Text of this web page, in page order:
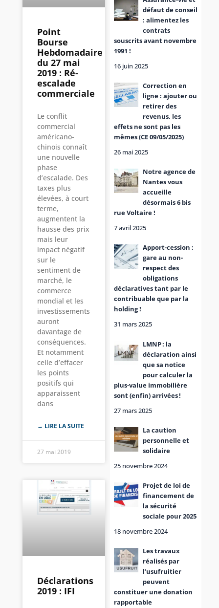
Point
Bourse
Hebdomadaire
du 27 mai
2019 : Ré-
escalade
commerciale
Le conflit
commercial
américano-
chinois connaît
une nouvelle
phase
d’escalade. Des
taxes plus
élevées, à court
terme,
augmentent la
hausse des prix
mais leur
impact négatif
sur le
sentiment de
marché, le
commerce
mondial et les
investissements
auront
davantage de
conséquences.
Et notamment
celle d’effacer
les points
positifs qui
apparaissent
dans
→ LIRE LA SUITE
27 mai 2019
Déclarations
2019 : IFI
défaut de conseil
: alimentez les
contrats
souscrits avant novembre
1991 !
16 juin 2025
Correction en
ligne : ajouter ou
retirer des
revenus, les
effets ne sont pas les
mêmes (CE 09/05/2025)
26 mai 2025
Notre agence de
Nantes vous
accueille
désormais 6 bis
rue Voltaire !
7 avril 2025
Apport-cession :
gare au non-
respect des
obligations
déclaratives tant par le
contribuable que par la
holding !
31 mars 2025
LMNP : la
déclaration ainsi
que sa notice
pour calculer la
plus-value immobilière
sont (enfin) arrivées !
27 mars 2025
La caution
personnelle et
solidaire
25 novembre 2024
Projet de loi de
financement de
la sécurité
sociale pour 2025
18 novembre 2024
Les travaux
réalisés par
l’usufruitier
peuvent
constituer une donation
rapportable